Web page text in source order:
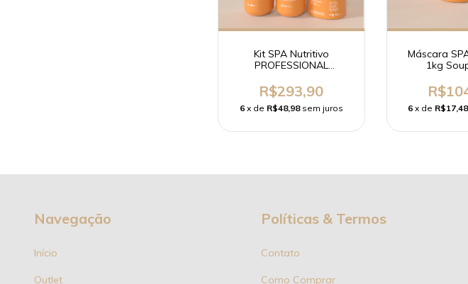
Kit SPA Nutritivo
PROFESSIONAL
R$293,90
6 x de R$48,98 sem juros
Máscara
1kg
6 x de R$17,48
Navegação
Início
Outlet
Políticas & Termos
Contato
Como Comprar